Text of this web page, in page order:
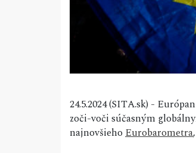
24.5.2024 (SITA.sk) -
zoči-voči súčasným
najnovšiehoEurobarometra